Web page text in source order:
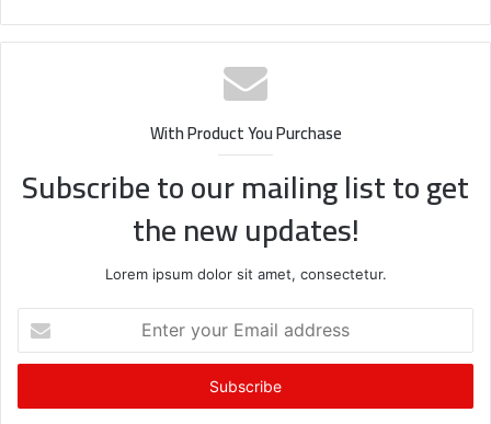
With Product You Purchase
Subscribe to our mailing list to get
the new updates!
Lorem ipsum dolor sit amet, consectetur.
your
Email